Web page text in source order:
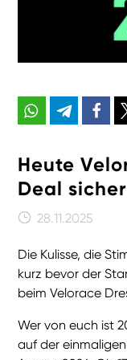
Heute
Deal
28.11.2025
Die Kulisse, die
kurz bevor der
beim Velorace
Wer von euch ist
auf der